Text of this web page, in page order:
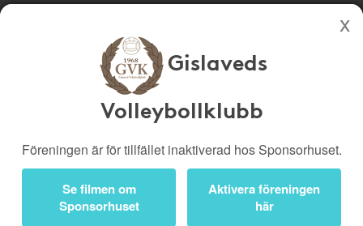
Köp genom denna sida stöttar Gislaveds Volleybollklubb
Bli medlem
Logga in
Gislaveds
Volleybollklubb
Föreningen är för tillfället inaktiverad hos Sponsorhuset.
Se filmen om
Sponsorhuset
Aktivera föreningen
här